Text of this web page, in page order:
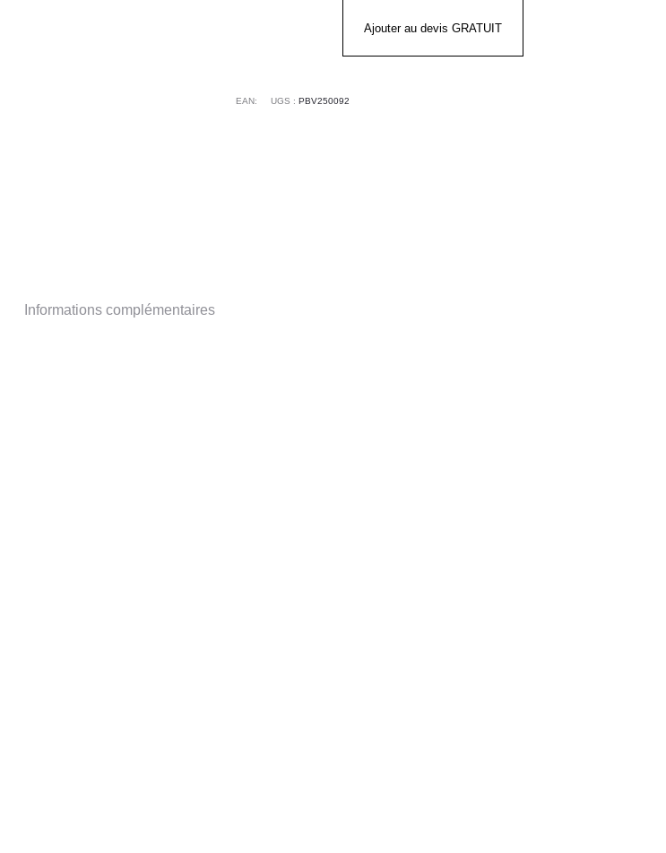
femme
Ajouter au devis GRATUIT
EAN: UGS : PBV250092
Informations complémentaires